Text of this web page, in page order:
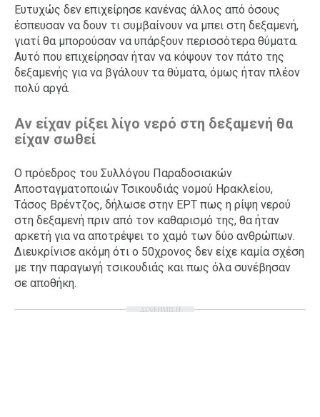
Ευτυχώς δεν επιχείρησε κανένας άλλος από όσους
έσπευσαν να δουν τι συμβαίνουν να μπει στη δεξαμενή,
γιατί θα μπορούσαν να υπάρξουν περισσότερα θύματα.
Αυτό που επιχείρησαν ήταν να κόψουν τον πάτο της
δεξαμενής για να βγάλουν τα θύματα, όμως ήταν πλέον
πολύ αργά.
Αν είχαν ρίξει λίγο νερό στη δεξαμενή θα
είχαν σωθεί
Ο πρόεδρος του Συλλόγου Παραδοσιακών
Αποσταγματοποιών Τσικουδιάς νομού Ηρακλείου,
Τάσος Βρέντζος, δήλωσε στην ΕΡΤ πως η ρίψη νερού
στη δεξαμενή πριν από τον καθαρισμό της, θα ήταν
αρκετή για να αποτρέψει το χαμό των δύο ανθρώπων.
Διευκρίνισε ακόμη ότι ο 50χρονος δεν είχε καμία σχέση
με την παραγωγή τσικουδιάς και πως όλα συνέβησαν
σε αποθήκη.
ΔΙΑΦΗΜΙΣΗ